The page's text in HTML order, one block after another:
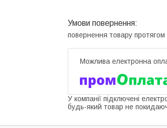
повернення товару протягом
У компанії підключені
будь-який товар не